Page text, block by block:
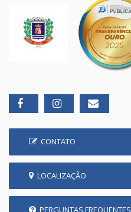
CONTATO
LOCALIZAÇÃO
PERGUNTAS FREQUENTES